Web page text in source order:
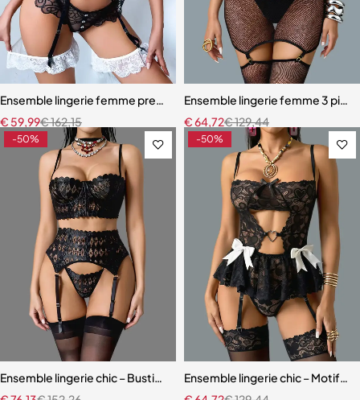
Ensemble lingerie femme premium – Broderie artisanale, strass et
€162,15
€ 59,99
Ensemble lingerie femme 3
€129,44
€64,72
-50%
Ensemble lingerie chic – Bustier sculptant avec porte-jarretelles et
-50%
Ensemble lingerie chic – Motifs